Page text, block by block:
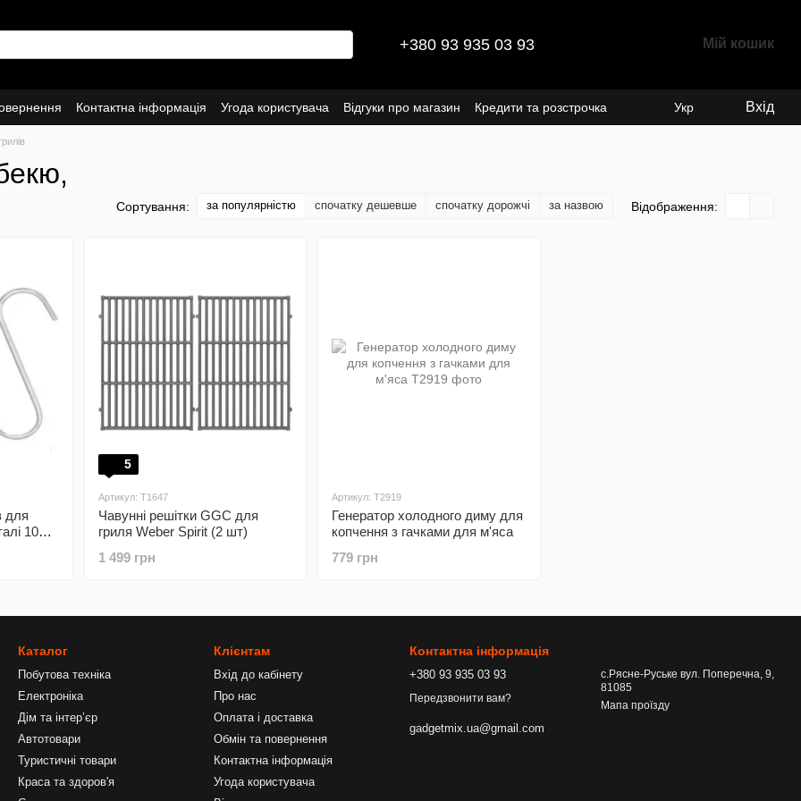
+380 93 935 03 93 Мій кошик
Контактна інформація Угода користувача Відгуки про магазин Кредити та розстрочка Укр Вхід
Сортування: за популярністю спочатку дешевше спочатку дорожчі за назвою Відображення:
для
10
5
Артикул: T1647
Чавунні решітки GGC для
гриля Weber Spirit (2 шт)
1 499 грн
Артикул: T2919
Генератор холодного диму для
копчення з гачками для м'яса
779 грн
Каталог
Побутова техніка
Електроніка
Дім та інтерʼєр
Автотовари
Туристичні товари
Краса та здоров'я
Клієнтам
Вхід до кабінету
Про нас
Оплата і доставка
Обмін та повернення
Контактна інформація
Угода користувача
Контактна інформація
+380 93 935 03 93
Передзвонити вам?
gadgetmix.ua@gmail.com
с.Рясне-Руське вул. Поперечна, 9,
81085
Мапа проїзду